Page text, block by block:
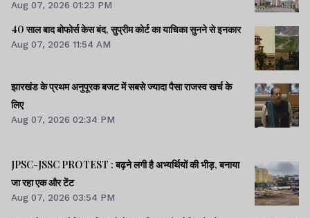
Aug 07, 2026 01:23 PM
40 साल बाद बोफोर्स केस बंद, सुप्रीम कोर्ट का याचिका सुनने से इनकार
Aug 07, 2026 11:54 AM
झारखंड के प्रथम अनुपूरक बजट में सबसे ज्यादा पैसा राजस्व खर्च के
लिए
Aug 07, 2026 02:34 PM
JPSC-JSSC PROTEST : बढ़ने लगी है अभ्यर्थियों की भीड़, बनाया
जा रहा एक और टेंट
Aug 07, 2026 03:54 PM